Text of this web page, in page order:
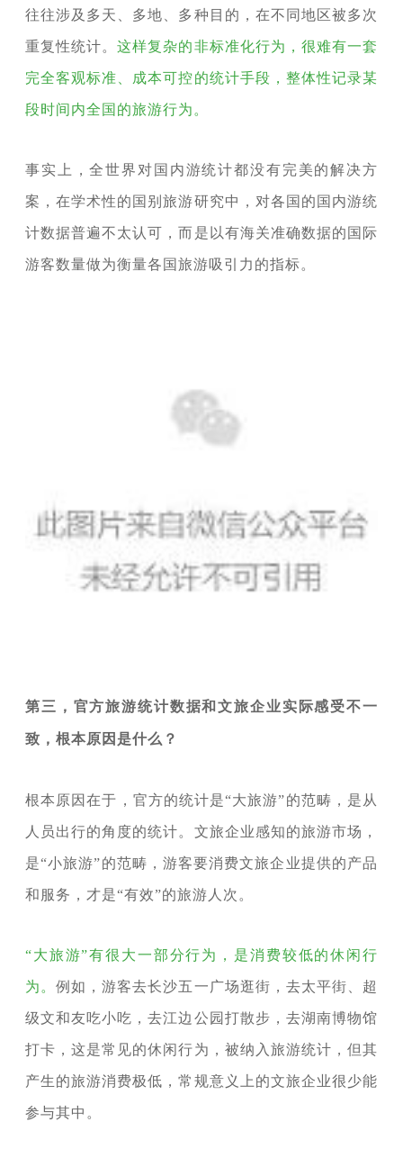
往往涉及多天、多地、多种目的，在不同地区被多次
重复性统计。这样复杂的非标准化行为，很难有一套
完全客观标准、成本可控的统计手段，整体性记录某
段时间内全国的旅游行为。
事实上，全世界对国内游统计都没有完美的解决方
案，在学术性的国别旅游研究中，对各国的国内游统
计数据普遍不太认可，而是以有海关准确数据的国际
游客数量做为衡量各国旅游吸引力的指标。
第三，官方旅游统计数据和文旅企业实际感受不一
致，根本原因是什么？
根本原因在于，官方的统计是“大旅游”的范畴，是从
人员出行的角度的统计。文旅企业感知的旅游市场，
是“小旅游”的范畴，游客要消费文旅企业提供的产品
和服务，才是“有效”的旅游人次。
“大旅游”有很大一部分行为，是消费较低的休闲行
为。例如，游客去长沙五一广场逛街，去太平街、超
级文和友吃小吃，去江边公园打散步，去湖南博物馆
打卡，这是常见的休闲行为，被纳入旅游统计，但其
产生的旅游消费极低，常规意义上的文旅企业很少能
参与其中。